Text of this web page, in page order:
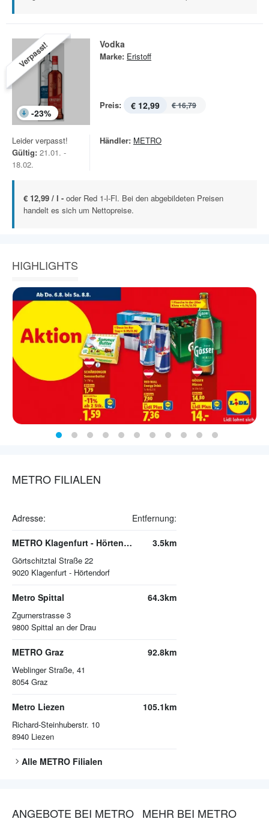
Verpasst!
-23%
Vodka
Marke: Eristoff
Preis: € 12,99 € 16,79
Leider verpasst!
Gültig: 21.01. -
18.02.
Händler: METRO
€ 12,99 / l - oder Red 1-l-Fl. Bei den abgebildeten Preisen
handelt es sich um Nettopreise.
HIGHLIGHTS
METRO FILIALEN
Adresse: Entfernung:
METRO Klagenfurt - Hörtendorf
Görtschitztal Straße 22
9020 Klagenfurt - Hörtendorf
3.5km
Metro Spittal
Zgurnerstrasse 3
9800 Spittal an der Drau
64.3km
METRO Graz
Weblinger Straße, 41
8054 Graz
92.8km
Metro Liezen
Richard-Steinhuberstr. 10
8940 Liezen
105.1km
Alle METRO Filialen
ANGEBOTE BEI METRO MEHR BEI METRO